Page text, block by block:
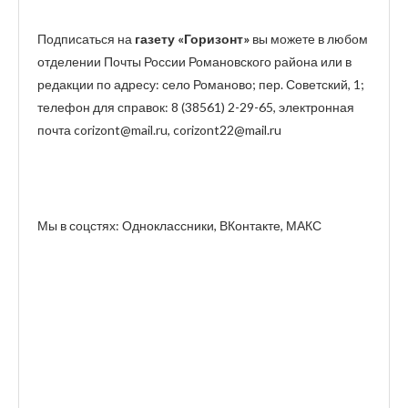
Подписаться на газету «Горизонт» вы можете в любом
отделении Почты России Романовского района или в
редакции по адресу: село Романово; пер. Советский, 1;
телефон для справок: 8 (38561) 2-29-65, электронная
почта corizont@mail.ru, corizont22@mail.ru
Мы в соцстях: Одноклассники, ВКонтакте, МАКС